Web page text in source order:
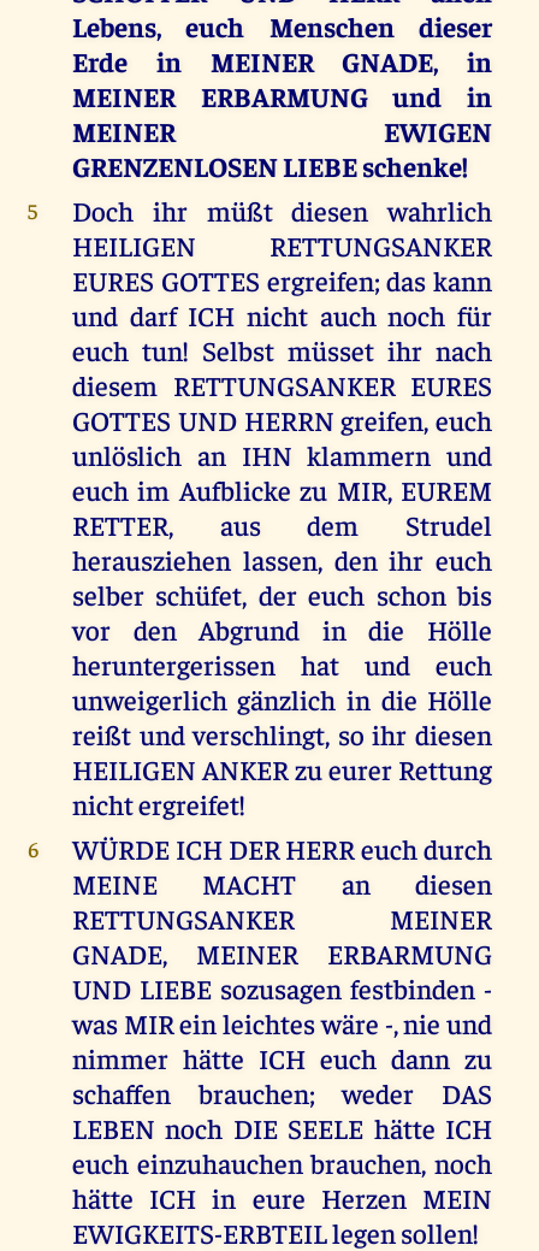
Lebens, euch Menschen dieser
Erde in MEINER GNADE, in
MEINER ERBARMUNG und in
MEINER EWIGEN
GRENZENLOSEN LIEBE schenke!
5
Doch ihr müßt diesen wahrlich
HEILIGEN RETTUNGSANKER
EURES GOTTES ergreifen; das kann
und darf ICH nicht auch noch für
euch tun! Selbst müsset ihr nach
diesem RETTUNGSANKER EURES
GOTTES UND HERRN greifen, euch
unlöslich an IHN klammern und
euch im Aufblicke zu MIR, EUREM
RETTER, aus dem Strudel
herausziehen lassen, den ihr euch
selber schüfet, der euch schon bis
vor den Abgrund in die Hölle
heruntergerissen hat und euch
unweigerlich gänzlich in die Hölle
reißt und verschlingt, so ihr diesen
HEILIGEN ANKER zu eurer Rettung
nicht ergreifet!
6
WÜRDE ICH DER HERR euch durch
MEINE MACHT an diesen
RETTUNGSANKER MEINER
GNADE, MEINER ERBARMUNG
UND LIEBE sozusagen festbinden -
was MIR ein leichtes wäre -, nie und
nimmer hätte ICH euch dann zu
schaffen brauchen; weder DAS
LEBEN noch DIE SEELE hätte ICH
euch einzuhauchen brauchen, noch
hätte ICH in eure Herzen MEIN
EWIGKEITS-ERBTEIL legen sollen!